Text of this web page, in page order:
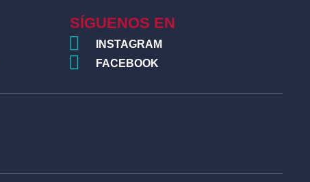
SÍGUENOS EN
INSTAGRAM
FACEBOOK